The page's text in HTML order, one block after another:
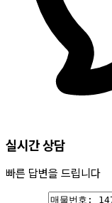
실시간 상담
빠른 답변을 드립니다